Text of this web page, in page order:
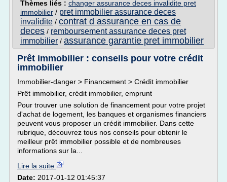
Thèmes liés : changer assurance deces invalidite pret
immobilier / pret immobilier assurance deces
invalidite / contrat d assurance en cas de
deces / remboursement assurance deces pret
immobilier / assurance garantie pret immobilier
Prêt immobilier : conseils pour votre crédit
immobilier
Immobilier-danger > Financement > Crédit immobilier
Prêt immobilier, crédit immobilier, emprunt
Pour trouver une solution de financement pour votre projet
d'achat de logement, les banques et organismes financiers
peuvent vous proposer un crédit immobilier. Dans cette
rubrique, découvrez tous nos conseils pour obtenir le
meilleur prêt immobilier possible et de nombreuses
informations sur la...
Lire la suite
Date: 2017-01-12 01:45:37